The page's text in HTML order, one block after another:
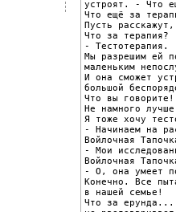
устроят. - Что
Что ещё за
Пусть
Что за терапия?
- Тестотерапия.
Мы разрешим ей
маленьким
И она сможет
большой
Что вы
Не намного
Я тоже хочу
- Начинаем на
Войлочная
- Мои
Войлочная
- О, она умеет
Конечно. Все
в нашей семье!
Что за